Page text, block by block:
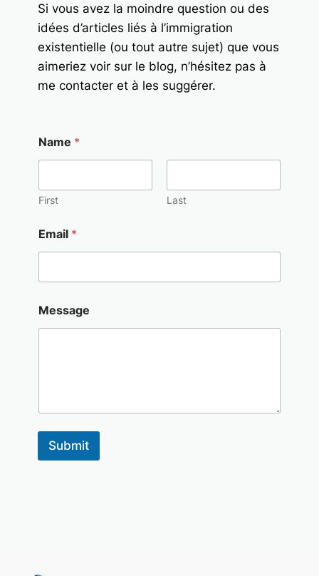
Si vous avez la moindre question ou des
idées d’articles liés à l’immigration
existentielle (ou tout autre sujet) que vous
aimeriez voir sur le blog, n’hésitez pas à
me contacter et à les suggérer.
Name *
First Last
Email *
Message
Submit